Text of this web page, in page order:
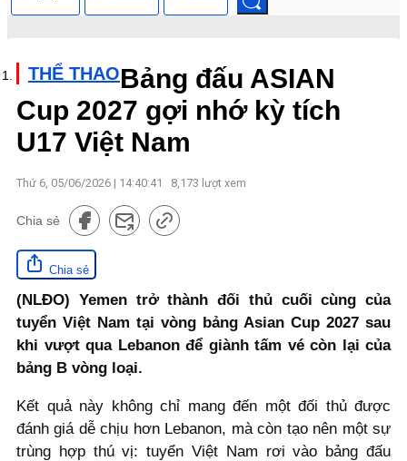
THỂ THAOBảng đấu ASIAN
Cup 2027 gợi nhớ kỳ tích
U17 Việt Nam
Thứ 6, 05/06/2026 | 14:40:41 8,173 lượt xem
Chia sẻ
Chia sẻ
(NLĐO) Yemen trở thành đối thủ cuối cùng của
tuyển Việt Nam tại vòng bảng Asian Cup 2027 sau
khi vượt qua Lebanon để giành tấm vé còn lại của
bảng B vòng loại.
Kết quả này không chỉ mang đến một đối thủ được
đánh giá dễ chịu hơn Lebanon, mà còn tạo nên một sự
trùng hợp thú vị: tuyển Việt Nam rơi vào bảng đấu